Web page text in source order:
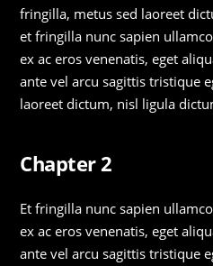
fringilla, metus sed laoreet
et fringilla nunc sapien
ex ac eros venenatis, eget
ante vel arcu sagittis tristique
laoreet dictum, nisl ligula
Chapter 2
Et fringilla nunc sapien
ex ac eros venenatis, eget
ante vel arcu sagittis tristique